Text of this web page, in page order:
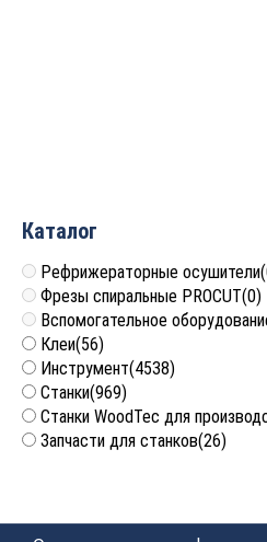
Каталог
Рефрижераторные осушители
Фрезы спиральные PROCUT(0)
Вспомогательное
Клеи(56)
Инструмент(4538)
Станки(969)
Станки WoodTec для
Запчасти для станков(26)